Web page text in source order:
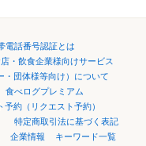
電話番号認証とは
・飲食企業様向けサービス
・団体様等向け）について
食べログプレミアム
予約（リクエスト予約）
特定商取引法に基づく表記
企業情報
キーワード一覧